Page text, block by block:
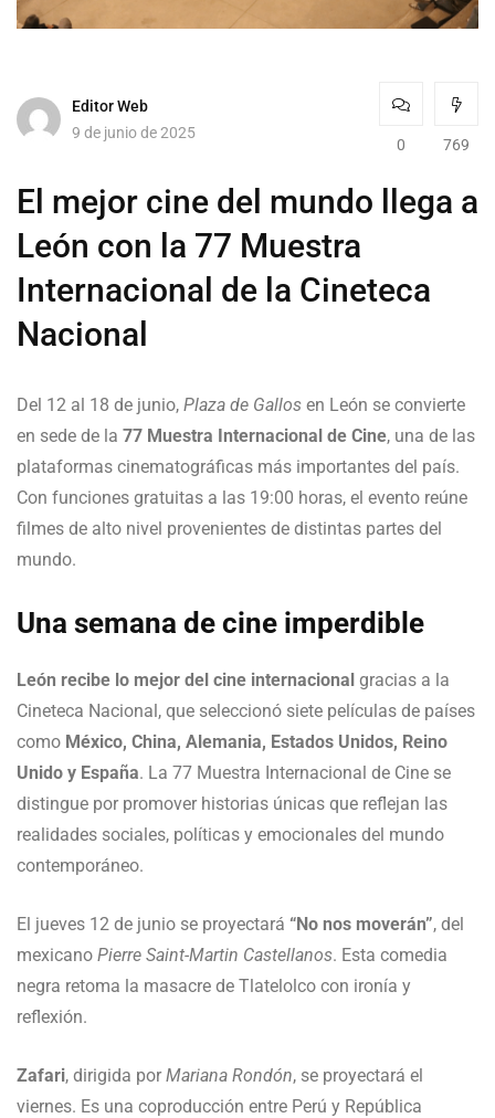
Editor Web
9 de junio de 2025
0 769
El mejor cine del mundo llega a
León con la 77 Muestra
Internacional de la Cineteca
Nacional
Del 12 al 18 de junio, Plaza de Gallos en León se convierte
en sede de la 77 Muestra Internacional de Cine, una de las
plataformas cinematográficas más importantes del país.
Con funciones gratuitas a las 19:00 horas, el evento reúne
filmes de alto nivel provenientes de distintas partes del
mundo.
Una semana de cine imperdible
León recibe lo mejor del cine internacional gracias a la
Cineteca Nacional, que seleccionó siete películas de países
como México, China, Alemania, Estados Unidos, Reino
Unido y España. La 77 Muestra Internacional de Cine se
distingue por promover historias únicas que reflejan las
realidades sociales, políticas y emocionales del mundo
contemporáneo.
El jueves 12 de junio se proyectará “No nos moverán”, del
mexicano Pierre Saint-Martin Castellanos. Esta comedia
negra retoma la masacre de Tlatelolco con ironía y
reflexión.
Zafari, dirigida por Mariana Rondón, se proyectará el
viernes. Es una coproducción entre Perú y República